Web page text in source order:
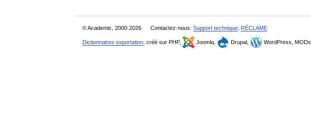
© Academic, 2000-2026 Contactez-nous: Support technique RÉCLAME
Dictionnaires exportation , créé sur PHP, Joomla, Drupal, WordPress, MODx.